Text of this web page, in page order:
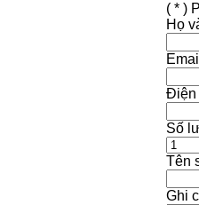
( * )
Họ
Email
Điện
Số
Tên
Ghi